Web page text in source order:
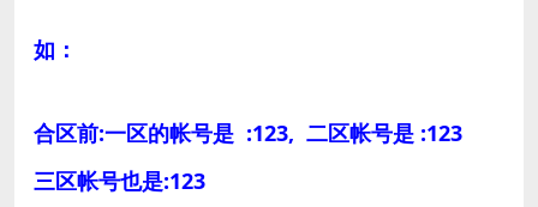
如：
合区前:一区的帐号是 :123, 二区帐号是 :123
三区帐号也是:123